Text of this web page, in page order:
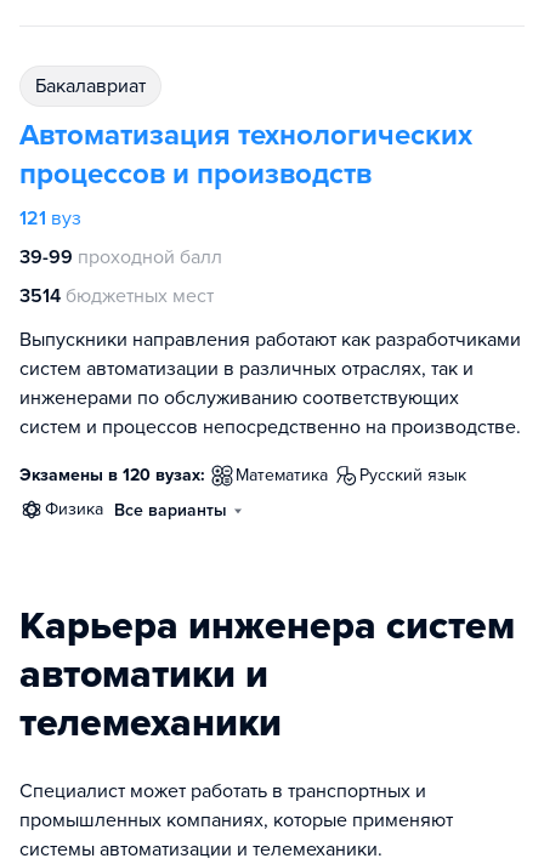
бакалавриат
Автоматизация технологических
процессов и производств
121 вуз
39-99 проходной балл
3514 бюджетных мест
Выпускники направления работают как разработчиками
систем автоматизации в различных отраслях, так и
инженерами по обслуживанию соответствующих
систем и процессов непосредственно на производстве.
Экзамены в 120 вузах: математика
русский язык
физика Все варианты
Карьера инженера систем
автоматики и
телемеханики
Специалист может работать в транспортных и
промышленных компаниях, которые применяют
системы автоматизации и телемеханики.